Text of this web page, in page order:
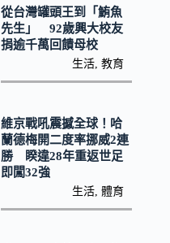
從台灣罐頭王到「鮪魚
先生」 92歲興大校友
捐逾千萬回饋母校
生活 ,教育
維京戰吼震撼全球！哈
蘭德梅開二度率挪威2連
勝 睽違28年重返世足
即闖32強
生活 ,體育